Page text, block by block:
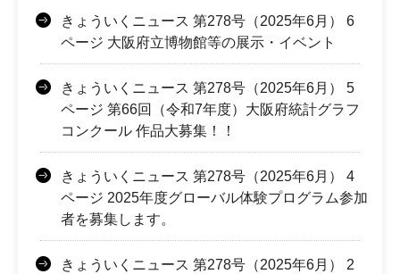
きょういくニュース 第278号（2025年6月） 6
ページ 大阪府立博物館等の展示・イベント
きょういくニュース 第278号（2025年6月） 5
ページ 第66回（令和7年度）大阪府統計グラフ
コンクール 作品大募集！！
きょういくニュース 第278号（2025年6月） 4
ページ 2025年度グローバル体験プログラム参加
者を募集します。
きょういくニュース 第278号（2025年6月） 2